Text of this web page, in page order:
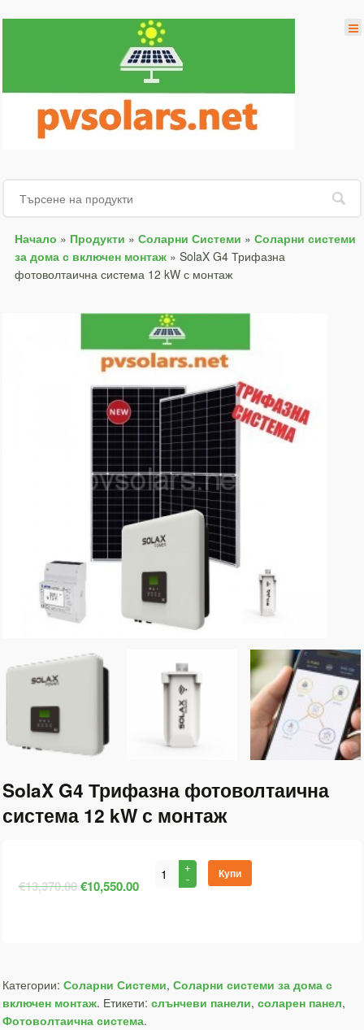
Начало » Продукти » Соларни Системи » Соларни системи
за дома с включен монтаж» SolaX G4 Трифазна
фотоволтаична система 12 kW с монтаж
SolaX G4 Трифазна фотоволтаична
система 12 kW с монтаж
€13,370.00€10,550.00
Купи
Категории: Соларни Системи, Соларни системи за дома с
включен монтаж. Етикети: слънчеви панели, соларен панел,
Фотоволтаична система.